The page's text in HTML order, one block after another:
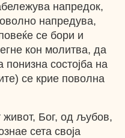
напредок,
напредува,
се бори и
кон молитва, да
состојба на
се крие поволна
живот, Бог, од љубов,
сета своја